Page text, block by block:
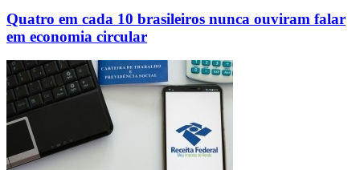
Quatro em cada 10 brasileiros nunca ouviram falar
em economia circular